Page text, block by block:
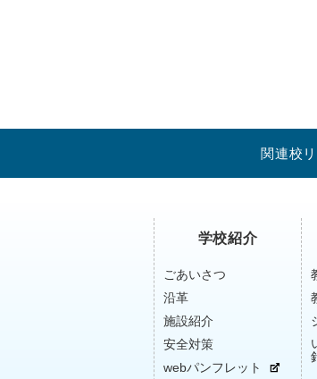
関連校
学校紹介
ごあいさつ
沿革
施設紹介
安全対策
webパンフレット